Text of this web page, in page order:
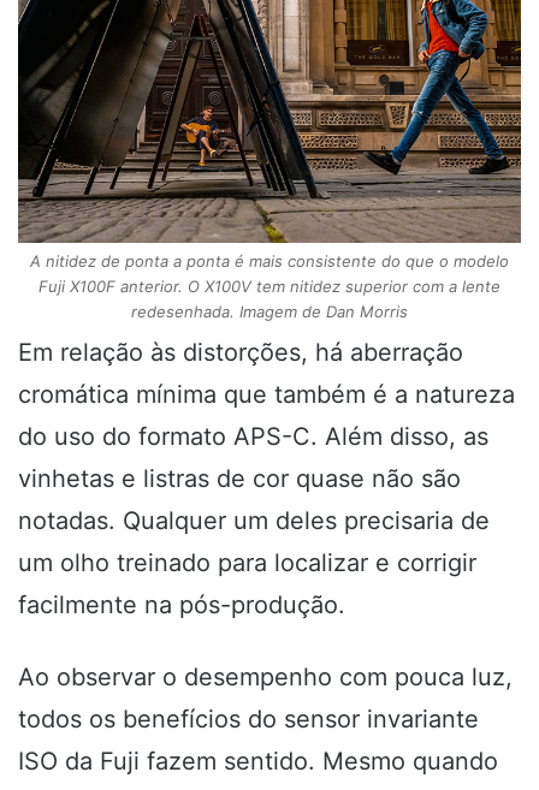
A nitidez de ponta a ponta é mais consistente do que o modelo
Fuji X100F anterior. O X100V tem nitidez superior com a lente
redesenhada. Imagem de Dan Morris
Em relação às distorções, há aberração
cromática mínima que também é a natureza
do uso do formato APS-C. Além disso, as
vinhetas e listras de cor quase não são
notadas. Qualquer um deles precisaria de
um olho treinado para localizar e corrigir
facilmente na pós-produção.
Ao observar o desempenho com pouca luz,
todos os benefícios do sensor invariante
ISO da Fuji fazem sentido. Mesmo quando